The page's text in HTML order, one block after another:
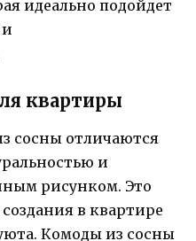
идеально подойдет
квартиры
сосны отличаются
и
рисунком. Это
в квартире
Комоды из сосны